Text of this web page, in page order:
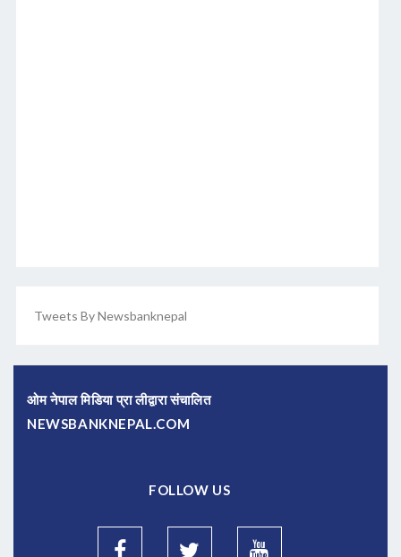
Tweets By Newsbanknepal
ओम नेपाल मिडिया प्रा लीद्वारा संचालित
NEWSBANKNEPAL.COM
FOLLOW US